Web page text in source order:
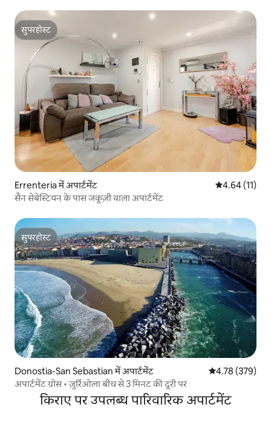
सुपरहोस्ट
सुपरहोस्ट
Errenteria में अपार्टमेंट औसत रेटिंग 5 में
4.64 (11)
सैन सेबेस्टियन के पास जकूज़ी वाला अपार्टमेंट
सुपरहोस्ट
सुपरहोस्ट
Donostia-San Sebastian में अपार्टमेंट औसत रेटिंग 5 में से
4.78 (379)
अपार्टमेंट ग्रोस • ज़ुर्रिओला बीच से 3 मिनट की दूरी पर
किराए पर उपलब्ध पारिवारिक अपार्टमेंट